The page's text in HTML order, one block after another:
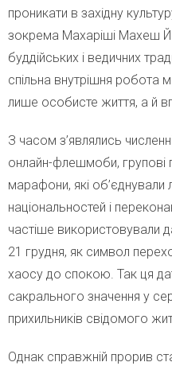
проникати в західну
зокрема Махаріші Махеш
буддійських і ведичних
спільна внутрішня
лише особисте життя, а й
З часом з’являлись
онлайн-флешмоби, групові
марафони, які об’єднували
національностей і
частіше використовували
21 грудня, як символ
хаосу до спокою. Так ця
сакрального значення у
прихильників свідомого
Однак справжній прорив